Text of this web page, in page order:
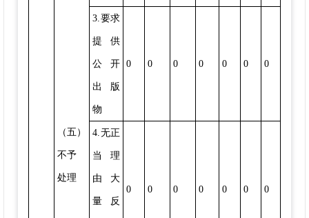
（五）
不予
处理
3.要求
提供
公开
出版
物
0 0 0 0 0 0 0
4.无正
当理
由大
量反
0 0 0 0 0 0 0